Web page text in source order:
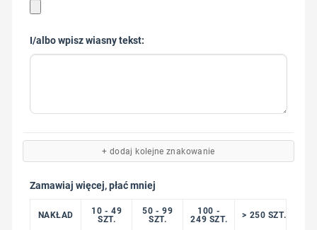
I/albo wpisz wiasny tekst:
+ dodaj kolejne znakowanie
Zamawiaj więcej, płać mniej
NAKŁAD
10 - 49
SZT.
50 - 99
SZT.
100 -
249 SZT.
> 250 SZT.